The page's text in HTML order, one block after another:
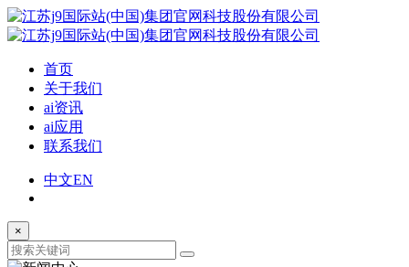
首页
关于我们
ai资讯
ai应用
联系我们
中文EN
×